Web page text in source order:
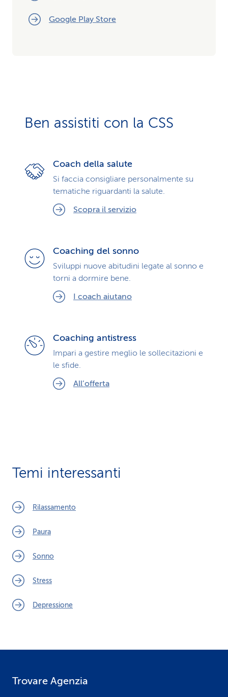
Google Play Store
Ben assistiti con la CSS
Coach della salute
Si faccia consigliare personalmente su
tematiche riguardanti la salute.
Scopra il servizio
Coaching del sonno
Sviluppi nuove abitudini legate al sonno e
torni a dormire bene.
I coach aiutano
Coaching antistress
Impari a gestire meglio le sollecitazioni e
le sfide.
All’offerta
Temi interessanti
Rilassamento
Paura
Sonno
Stress
Depressione
Trovare Agenzia